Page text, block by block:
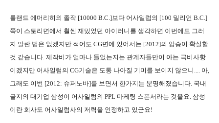
롤랜드 에머리히의 졸작 [10000 B.C.]보다 어사일럼의 [100 밀리언 B.C.]
쪽이 스토리면에서 훨씬 재밌었던 아이러니를 생각하면 이번에도 그러
지 말란 법은 없겠지만 적어도 CG면에 있어서는 [2012]의 압승이 확실할
것 같습니다. 제작비가 얼마나 들었는지는 관계자들만이 아는 극비사항
이겠지만 어사일럼의 CG기술은 도통 나아질 기미를 보이지 않으니.... 아,
그래도 이번 [2012: 슈퍼노바]를 보면서 한가지는 분명해졌습니다. 국내
굴지의 대기업 삼성이 어사일럼의 PPL 마케팅 스폰서라는 것을요. 삼성
이란 회사도 어사일럼사의 저력을 인정하고 있군요!